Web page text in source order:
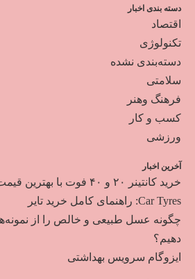
دسته بندی اخبار
اقتصاد
تکنولوژی
دسته‌بندی نشده
سلامتی
فرهنگ وهنر
کسب و کار
ورزشی
آخرین اخبار
خرید کانتینر ۲۰ و ۴۰ فوت با بهترین قیمت
Car Tyres: راهنمای کامل خرید تایر
چگونه عسل طبیعی و خالص را از
دهیم؟
ایزوگام سرویس بهداشتی